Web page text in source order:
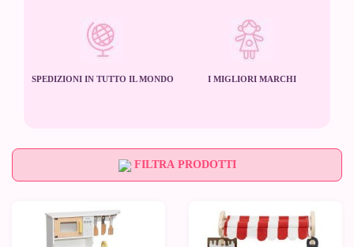
SPEDIZIONI IN TUTTO IL MONDO I MIGLIORI MARCHI
FILTRA PRODOTTI
-10%